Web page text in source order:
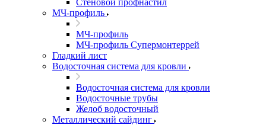
Стеновой профнастил
МЧ-профиль
МЧ-профиль
МЧ-профиль Супермонтеррей
Гладкий лист
Водосточная система для кровли
Водосточная система для кровли
Водосточные трубы
Желоб водосточный
Металлический сайдинг